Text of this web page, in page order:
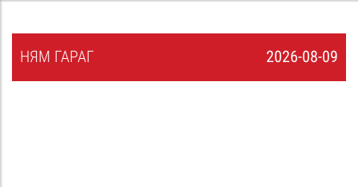
2026-08-09
НЯМ ГАРАГ